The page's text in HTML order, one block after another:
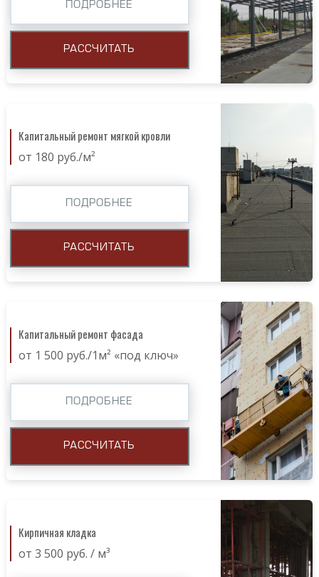
ПОДРОБНЕЕ
РАССЧИТАТЬ
Капитальный ремонт мягкой кровли
от 180 руб./м²
ПОДРОБНЕЕ
РАССЧИТАТЬ
Капитальный ремонт фасада
от 1 500 руб./1м² «под ключ»
ПОДРОБНЕЕ
РАССЧИТАТЬ
Кирпичная кладка
от 3 500 руб. / м³